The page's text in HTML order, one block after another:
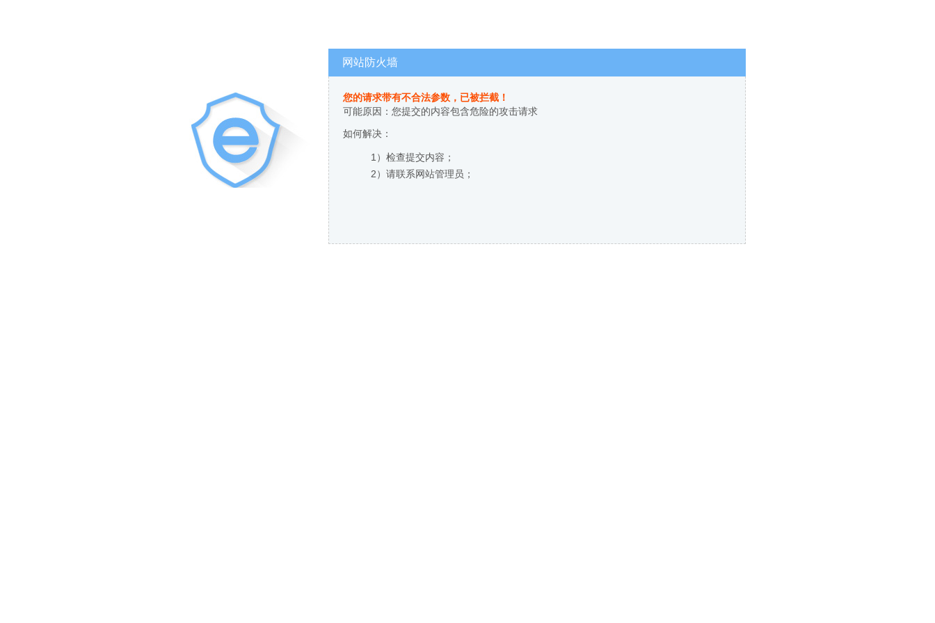
网站防火墙
您的请求带有不合法参数，已被拦截！
可能原因：您提交的内容包含危险的攻击请求
如何解决：
1）检查提交内容；
2）请联系网站管理员；